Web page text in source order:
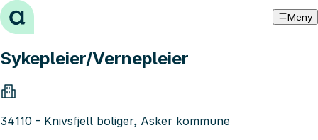
Hopp til innhold Meny
Sykepleier/Vernepleier
34110 - Knivsfjell boliger, Asker kommune